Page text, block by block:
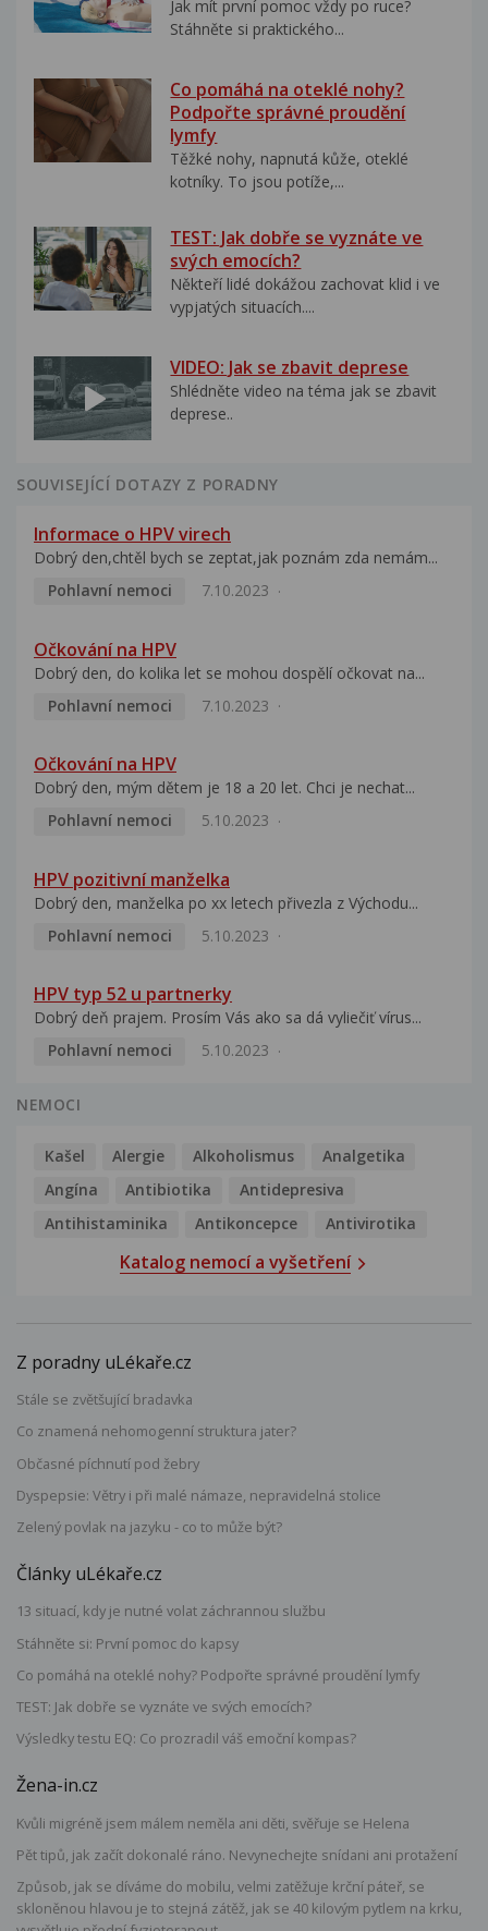
Jak mít první pomoc vždy po ruce?
Stáhněte si praktického...
Co pomáhá na oteklé nohy?
Podpořte správné proudění
lymfy
Těžké nohy, napnutá kůže, oteklé
kotníky. To jsou potíže,...
TEST: Jak dobře se vyznáte ve
svých emocích?
Někteří lidé dokážou zachovat klid i ve
vypjatých situacích....
VIDEO: Jak se zbavit deprese
Shlédněte video na téma jak se zbavit
deprese..
SOUVISEJÍCÍ DOTAZY Z PORADNY
Informace o HPV virech
Dobrý den,chtěl bych se zeptat,jak poznám zda nemám...
Pohlavní nemoci
7.10.2023
Očkování na HPV
Dobrý den, do kolika let se mohou dospělí očkovat na...
Pohlavní nemoci
7.10.2023
Očkování na HPV
Dobrý den, mým dětem je 18 a 20 let. Chci je nechat...
Pohlavní nemoci
5.10.2023
HPV pozitivní manželka
Dobrý den, manželka po xx letech přivezla z Východu...
Pohlavní nemoci
5.10.2023
HPV typ 52 u partnerky
Dobrý deň prajem. Prosím Vás ako sa dá vyliečiť vírus...
Pohlavní nemoci
5.10.2023
NEMOCI
Kašel Alergie Alkoholismus
Analgetika
Angína
Antibiotika
Antidepresiva
Antihistaminika
Antikoncepce Antivirotika
Katalog nemocí a vyšetření
Z poradny uLékaře.cz
Stále se zvětšující bradavka
Co znamená nehomogenní struktura jater?
Občasné píchnutí pod žebry
Dyspepsie: Větry i při malé námaze, nepravidelná stolice
Zelený povlak na jazyku - co to může být?
Články uLékaře.cz
13 situací, kdy je nutné volat záchrannou službu
Stáhněte si: První pomoc do kapsy
Co pomáhá na oteklé nohy? Podpořte správné proudění lymfy
TEST: Jak dobře se vyznáte ve svých emocích?
Výsledky testu EQ: Co prozradil váš emoční kompas?
Žena-in.cz
Kvůli migréně jsem málem neměla ani děti, svěřuje se Helena
Pět tipů, jak začít dokonalé ráno. Nevynechejte snídani ani protažení
Způsob, jak se díváme do mobilu, velmi zatěžuje krční páteř, se
skloněnou hlavou je to stejná zátěž, jak se 40 kilovým pytlem na krku,